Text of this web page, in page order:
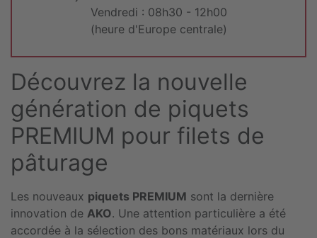
Vendredi : 08h30 - 12h00
(heure d'Europe centrale)
Découvrez la nouvelle
génération de piquets
PREMIUM pour filets de
pâturage
Les nouveaux piquets PREMIUM sont la dernière
innovation de AKO. Une attention particulière a été
accordée à la sélection des bons matériaux lors du